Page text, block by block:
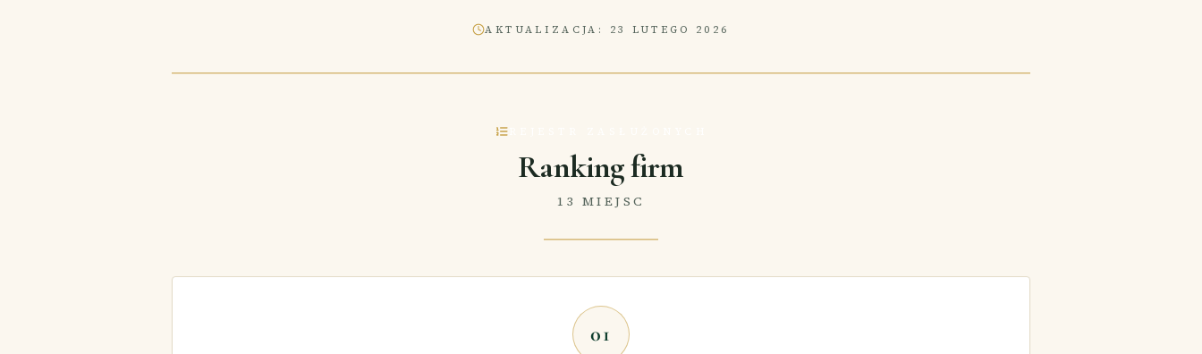
AKTUALIZACJA : 23 LUTEGO 2026
Ranking firm
13 MIEJSC
01